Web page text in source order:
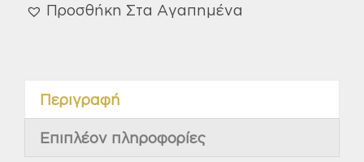
ποσότητα
Προσθήκη Στα Αγαπημένα
Περιγραφή
Επιπλέον πληροφορίες